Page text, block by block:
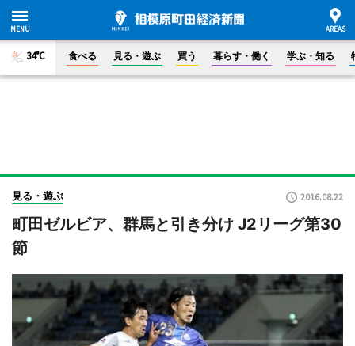
34°C 食べる 見る・遊ぶ 買う 暮らす・働く 学ぶ・知る
見る・遊ぶ 2016.08.22
町田ゼルビア、群馬と引き分け J2リーグ第30
節